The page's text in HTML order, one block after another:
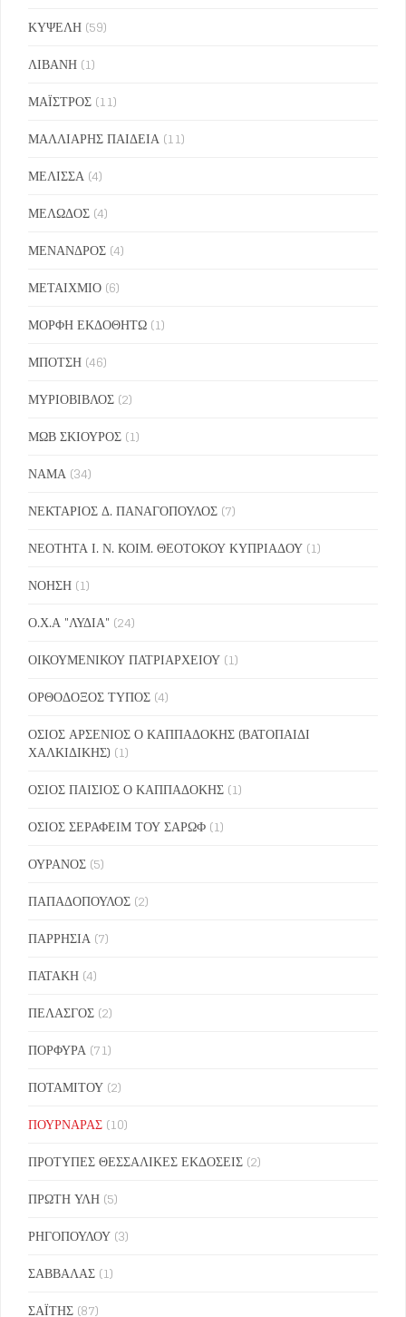
ΚΥΨΕΛΗ (59)
ΛΙΒΑΝΗ (1)
ΜΑΪΣΤΡΟΣ (11)
ΜΑΛΛΙΑΡΗΣ ΠΑΙΔΕΙΑ (11)
ΜΕΛΙΣΣΑ (4)
ΜΕΛΩΔΟΣ (4)
ΜΕΝΑΝΔΡΟΣ (4)
ΜΕΤΑΙΧΜΙΟ (6)
ΜΟΡΦΗ ΕΚΔΟΘΗΤΩ (1)
ΜΠΟΤΣΗ (46)
ΜΥΡΙΟΒΙΒΛΟΣ (2)
ΜΩΒ ΣΚΙΟΥΡΟΣ (1)
ΝΑΜΑ (34)
ΝΕΚΤΑΡΙΟΣ Δ. ΠΑΝΑΓΟΠΟΥΛΟΣ (7)
ΝΕΟΤΗΤΑ Ι. Ν. ΚΟΙΜ. ΘΕΟΤΟΚΟΥ ΚΥΠΡΙΑΔΟΥ (1)
ΝΟΗΣΗ (1)
Ο.Χ.Α "ΛΥΔΙΑ" (24)
ΟΙΚΟΥΜΕΝΙΚΟΥ ΠΑΤΡΙΑΡΧΕΙΟΥ (1)
ΟΡΘΟΔΟΞΟΣ ΤΥΠΟΣ (4)
ΟΣΙΟΣ ΑΡΣΕΝΙΟΣ Ο ΚΑΠΠΑΔΟΚΗΣ (ΒΑΤΟΠΑΙΔΙ
ΧΑΛΚΙΔΙΚΗΣ) (1)
ΟΣΙΟΣ ΠΑΙΣΙΟΣ Ο ΚΑΠΠΑΔΟΚΗΣ (1)
ΟΣΙΟΣ ΣΕΡΑΦΕΙΜ ΤΟΥ ΣΑΡΩΦ (1)
ΟΥΡΑΝΟΣ (5)
ΠΑΠΑΔΟΠΟΥΛΟΣ (2)
ΠΑΡΡΗΣΙΑ (7)
ΠΑΤΑΚΗ (4)
ΠΕΛΑΣΓΟΣ (2)
ΠΟΡΦΥΡΑ (71)
ΠΟΤΑΜΙΤΟΥ (2)
ΠΟΥΡΝΑΡΑΣ (10)
ΠΡΟΤΥΠΕΣ ΘΕΣΣΑΛΙΚΕΣ ΕΚΔΟΣΕΙΣ (2)
ΠΡΩΤΗ ΥΛΗ (5)
ΡΗΓΟΠΟΥΛΟΥ (3)
ΣΑΒΒΑΛΑΣ (1)
ΣΑΪΤΗΣ (87)